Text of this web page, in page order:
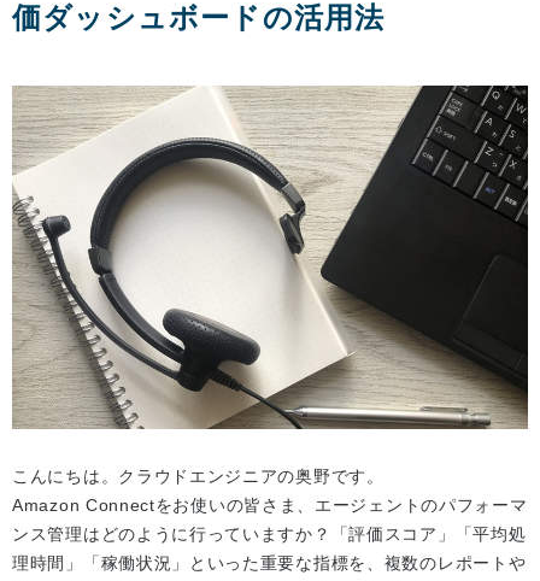
価ダッシュボードの活用法
こんにちは。クラウドエンジニアの奥野です。
Amazon Connectをお使いの皆さま、エージェントのパフォーマ
ンス管理はどのように行っていますか？「評価スコア」「平均処
理時間」「稼働状況」といった重要な指標を、複数のレポートや